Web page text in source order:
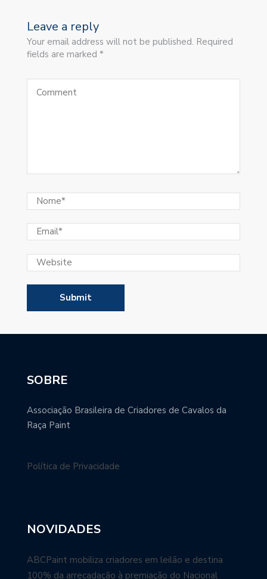
Leave a reply
Your email address will not be published. Required
fields are marked *
SOBRE
Associação Brasileira de Criadores de Cavalos da
Raça Paint
Política de Privacidade
NOVIDADES
ABCPaint mobiliza criadores em leilão e destina
100% da arrecadação à premiação do Nacional